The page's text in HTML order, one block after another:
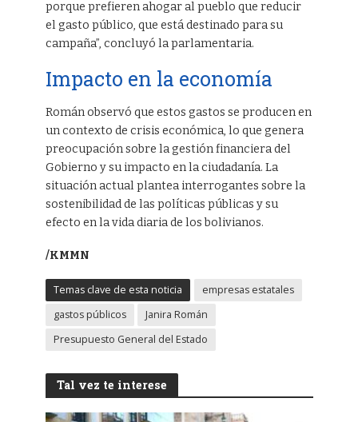
porque prefieren ahogar al pueblo que reducir
el gasto público, que está destinado para su
campaña”, concluyó la parlamentaria.
Impacto en la economía
Román observó que estos gastos se producen en
un contexto de crisis económica, lo que genera
preocupación sobre la gestión financiera del
Gobierno y su impacto en la ciudadanía. La
situación actual plantea interrogantes sobre la
sostenibilidad de las políticas públicas y su
efecto en la vida diaria de los bolivianos.
/KMMN
Temas clave de esta noticia
empresas estatales
gastos públicos
Janira Román
Presupuesto General del Estado
Tal vez te interese